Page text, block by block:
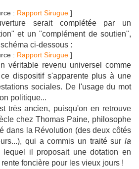
: Rapport Sirugue]
serait complétée par un
et un "complément de soutien",
ci-dessous :
: Rapport Sirugue]
véritable revenu universel comme
dispositif s'apparente plus à une
sociales. De l'usage du mot
politique...
très ancien, puisqu'on en retrouve
chez Thomas Paine, philosophe
dans la Révolution (des deux côtés
qui a commis un traité sur la
il proposait une dotation en
foncière pour les vieux jours !